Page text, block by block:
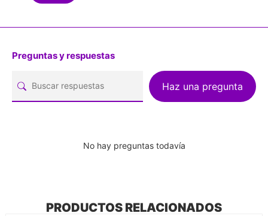
Preguntas y respuestas
Haz una pregunta
No hay preguntas todavía
PRODUCTOS RELACIONADOS